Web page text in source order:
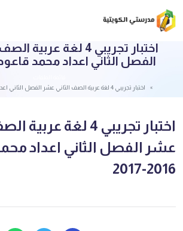
اختبار تجريبي 4 لغة
الفصل الثاني اعداد محمد قاعود 2016-
اختبار تجريبي 4 لغة عربية الصف الثاني عشر الفصل الثاني اعداد محمد قاعود 2016-2017
اختبار تجريبي 4 لغة
عشر الفصل الثاني اعداد
2016-2017